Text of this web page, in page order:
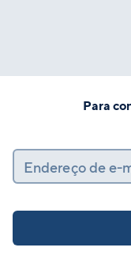
Para
Endereço de e-